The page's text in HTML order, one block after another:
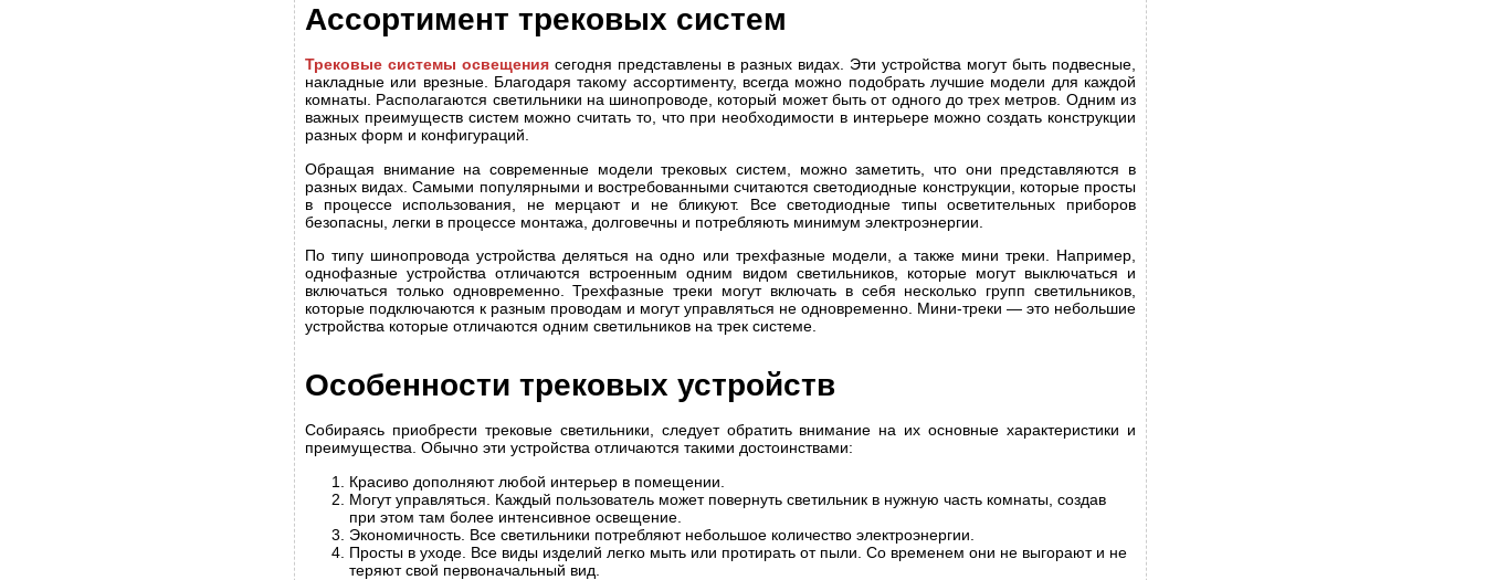
Ассортимент трековых систем
Трековые системы освещения сегодня представлены в разных видах. Эти устройства могут быть подвесные,
накладные или врезные. Благодаря такому ассортименту, всегда можно подобрать лучшие модели для каждой
комнаты. Располагаются светильники на шинопроводе, который может быть от одного до трех метров. Одним из
важных преимуществ систем можно считать то, что при необходимости в интерьере можно создать конструкции
разных форм и конфигураций.
Обращая внимание на современные модели трековых систем, можно заметить, что они представляются в
разных видах. Самыми популярными и востребованными считаются светодиодные конструкции, которые просты
в процессе использования, не мерцают и не бликуют. Все светодиодные типы осветительных приборов
безопасны, легки в процессе монтажа, долговечны и потребляють минимум электроэнергии.
По типу шинопровода устройства деляться на одно или трехфазные модели, а также мини треки. Например,
однофазные устройства отличаются встроенным одним видом светильников, которые могут выключаться и
включаться только одновременно. Трехфазные треки могут включать в себя несколько групп светильников,
которые подключаются к разным проводам и могут управляться не одновременно. Мини-треки — это небольшие
устройства которые отличаются одним светильников на трек системе.
Особенности трековых устройств
Собираясь приобрести трековые светильники, следует обратить внимание на их основные характеристики и
преимущества. Обычно эти устройства отличаются такими достоинствами:
Красиво дополняют любой интерьер в помещении.
Могут управляться. Каждый пользователь может повернуть светильник в нужную часть комнаты, создав
при этом там более интенсивное освещение.
Экономичность. Все светильники потребляют небольшое количество электроэнергии.
Просты в уходе. Все виды изделий легко мыть или протирать от пыли. Со временем они не выгорают и не
теряют свой первоначальный вид.